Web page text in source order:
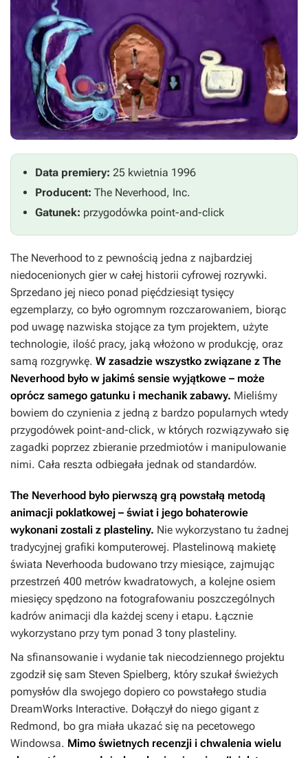
Data premiery: 25 kwietnia 1996
Producent: The Neverhood, Inc.
Gatunek: przygodówka point-and-click
The Neverhood to z pewnością jedna z najbardziej
niedocenionych gier w całej historii cyfrowej rozrywki.
Sprzedano jej nieco ponad pięćdziesiąt tysięcy
egzemplarzy, co było ogromnym rozczarowaniem, biorąc
pod uwagę nazwiska stojące za tym projektem, użyte
technologie, ilość pracy, jaką włożono w produkcję, oraz
samą rozgrywkę. W zasadzie wszystko związane z The
Neverhood było w jakimś sensie wyjątkowe – może
oprócz samego gatunku i mechanik zabawy. Mieliśmy
bowiem do czynienia z jedną z bardzo popularnych wtedy
przygodówek point-and-click, w których rozwiązywało się
zagadki poprzez zbieranie przedmiotów i manipulowanie
nimi. Cała reszta odbiegała jednak od standardów.
The Neverhood było pierwszą grą powstałą metodą
animacji poklatkowej – świat i jego bohaterowie
wykonani zostali z plasteliny. Nie wykorzystano tu żadnej
tradycyjnej grafiki komputerowej. Plastelinową makietę
świata Neverhooda budowano trzy miesiące, zajmując
przestrzeń 400 metrów kwadratowych, a kolejne osiem
miesięcy spędzono na fotografowaniu poszczególnych
kadrów animacji dla każdej sceny i etapu. Łącznie
wykorzystano przy tym ponad 3 tony plasteliny.
Na sfinansowanie i wydanie tak niecodziennego projektu
zgodził się sam Steven Spielberg, który szukał świeżych
pomysłów dla swojego dopiero co powstałego studia
DreamWorks Interactive. Dołączył do niego gigant z
Redmond, bo gra miała ukazać się na pecetowego
Windowsa. Mimo świetnych recenzji i chwalenia wielu